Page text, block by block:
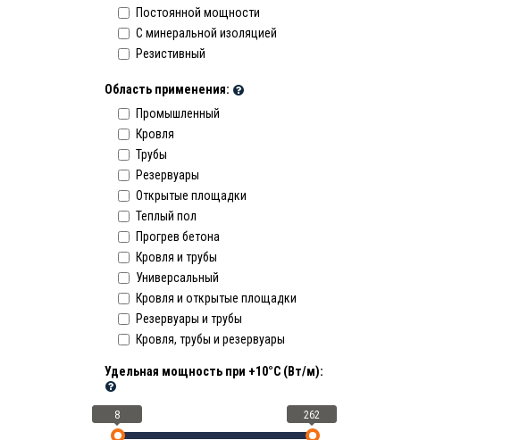
Постоянной мощности
C минеральной изоляцией
Резистивный
Область применения:
Промышленный
Кровля
Трубы
Резервуары
Открытые площадки
Теплый пол
Прогрев бетона
Кровля и трубы
Универсальный
Кровля и открытые площадки
Резервуары и трубы
Кровля, трубы и резервуары
Удельная мощность при +10°С (Вт/м):
8 262